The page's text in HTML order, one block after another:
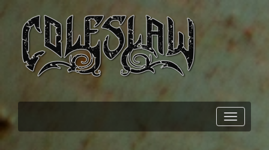
Coleslaw
Official Webpage